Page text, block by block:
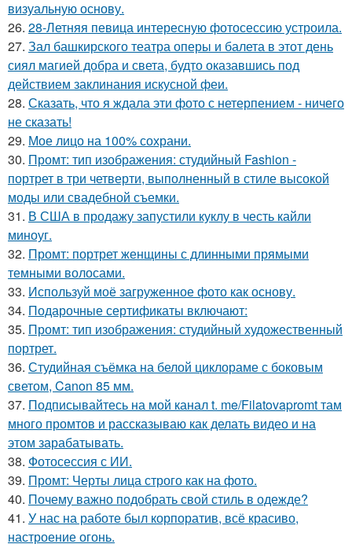
визуальную основу.
26. 28-Летняя певица интересную фотосессию устроила.
27. Зал башкирского театра оперы и балета в этот день
сиял магией добра и света, будто оказавшись под
действием заклинания искусной феи.
28. Сказать, что я ждала эти фото с нетерпением - ничего
не сказать!
29. Мое лицо на 100% сохрани.
30. Промт: тип изображения: студийный Fashion -
портрет в три четверти, выполненный в стиле высокой
моды или свадебной съемки.
31. В США в продажу запустили куклу в честь кайли
миноуг.
32. Промт: портрет женщины с длинными прямыми
темными волосами.
33. Используй моё загруженное фото как основу.
34. Подарочные сертификаты включают:
35. Промт: тип изображения: студийный художественный
портрет.
36. Студийная съёмка на белой циклораме с боковым
светом, Canon 85 мм.
37. Подписывайтесь на мой канал t. me/Filatovapromt там
много промтов и рассказываю как делать видео и на
этом зарабатывать.
38. Фотосессия с ИИ.
39. Промт: Черты лица строго как на фото.
40. Почему важно подобрать свой стиль в одежде?
41. У нас на работе был корпоратив, всё красиво,
настроение огонь.